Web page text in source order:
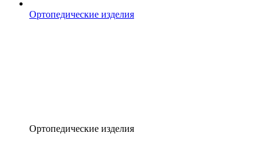
Ортопедические изделия
Ортопедические изделия